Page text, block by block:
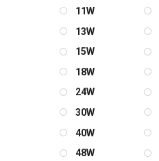
THÊM VÀO GIỎ
11W
13W
15W
18W
24W
30W
40W
48W